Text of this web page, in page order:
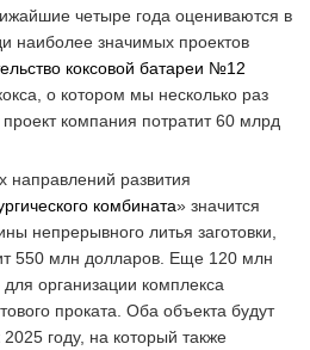
четыре года оцениваются в
наиболее значимых проектов
коксовой батареи №12
о котором мы несколько раз
компания потратит 60 млрд
направлений развития
комбината» значится
непрерывного литья заготовки,
550 млн долларов. Еще 120 млн
организации комплекса
проката. Оба объекта будут
году, на который также